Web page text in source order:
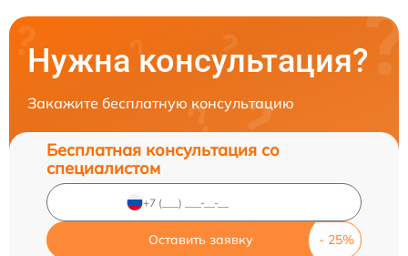
Нужна консультация?
Закажите бесплатную консультацию
Бесплатная консультация со
специалистом
Оставить заявку